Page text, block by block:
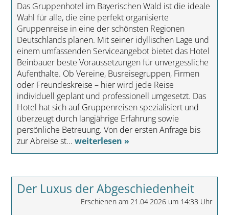
Das Gruppenhotel im Bayerischen Wald ist die ideale
Wahl für alle, die eine perfekt organisierte
Gruppenreise in eine der schönsten Regionen
Deutschlands planen. Mit seiner idyllischen Lage und
einem umfassenden Serviceangebot bietet das Hotel
Beinbauer beste Voraussetzungen für unvergessliche
Aufenthalte. Ob Vereine, Busreisegruppen, Firmen
oder Freundeskreise – hier wird jede Reise
individuell geplant und professionell umgesetzt. Das
Hotel hat sich auf Gruppenreisen spezialisiert und
überzeugt durch langjährige Erfahrung sowie
persönliche Betreuung. Von der ersten Anfrage bis
zur Abreise st... weiterlesen »
Der Luxus der Abgeschiedenheit
Erschienen am 21.04.2026 um 14:33 Uhr